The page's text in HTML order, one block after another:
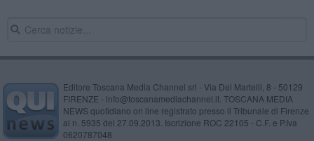
Editore Toscana Media Channel srl - Via Dei Martelli, 8 - 50129
FIRENZE - info@toscanamediachannel.it. TOSCANA MEDIA
NEWS quotidiano on line registrato presso il Tribunale di Firenze
al n. 5935 del 27.09.2013. Iscrizione ROC 22105 - C.F. e P.Iva
0620787048